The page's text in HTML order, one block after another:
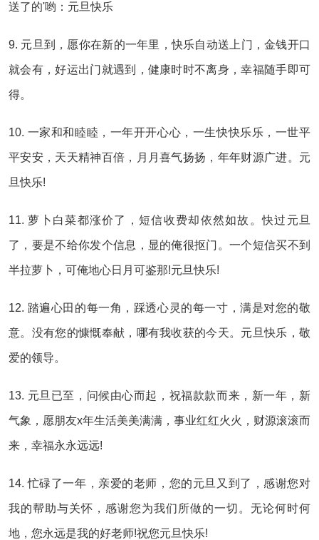
送了的'哟：元旦快乐
9. 元旦到，愿你在新的一年里，快乐自动送上门，金钱开口
就会有，好运出门就遇到，健康时时不离身，幸福随手即可
得。
10. 一家和和睦睦，一年开开心心，一生快快乐乐，一世平
平安安，天天精神百倍，月月喜气扬扬，年年财源广进。元
旦快乐!
11. 萝卜白菜都涨价了，短信收费却依然如故。快过元旦
了，要是不给你发个信息，显的俺很抠门。一个短信买不到
半拉萝卜，可俺地心日月可鉴那!元旦快乐!
12. 踏遍心田的每一角，踩透心灵的每一寸，满是对您的敬
意。没有您的慷慨奉献，哪有我收获的今天。元旦快乐，敬
爱的领导。
13. 元旦已至，问候由心而起，祝福款款而来，新一年，新
气象，愿朋友x年生活美美满满，事业红红火火，财源滚滚而
来，幸福永永远远!
14. 忙碌了一年，亲爱的老师，您的元旦又到了，感谢您对
我的帮助与关怀，感谢您为我们所做的一切。无论何时何
地，您永远是我的好老师!祝您元旦快乐!